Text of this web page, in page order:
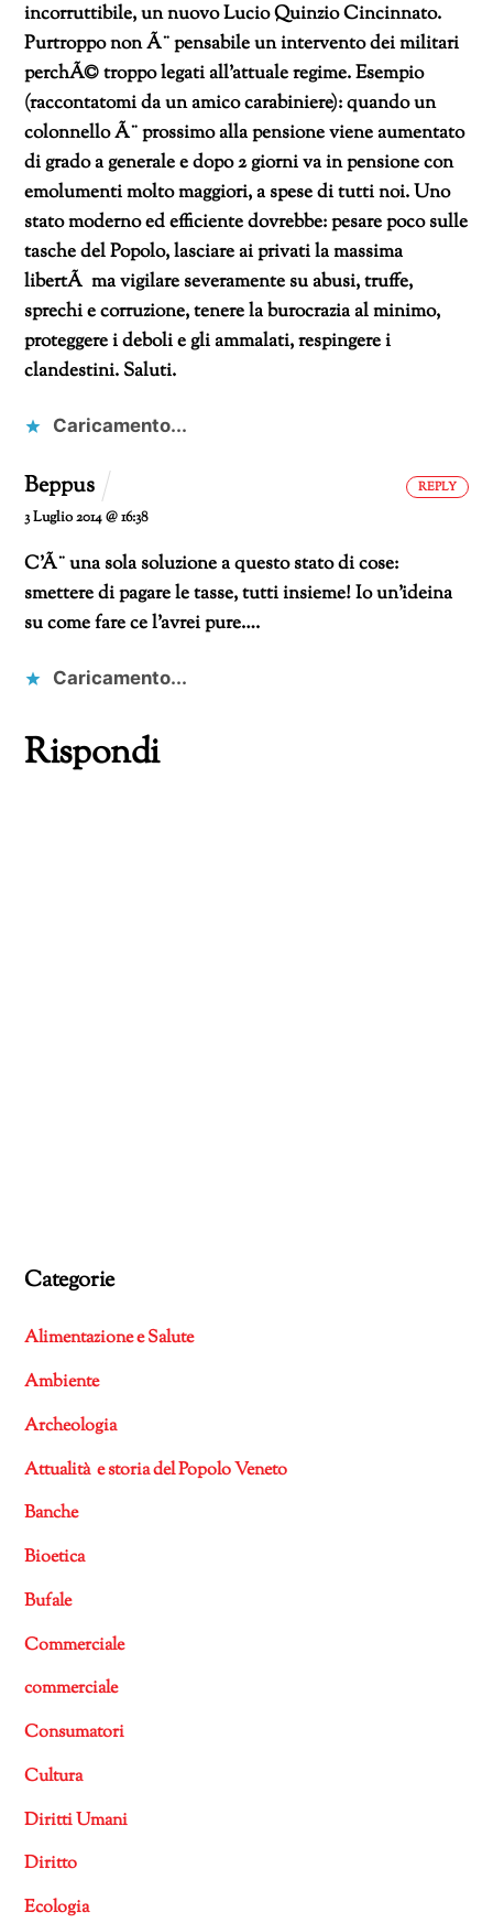
incorruttibile, un nuovo Lucio Quinzio Cincinnato.
Purtroppo non Ã¨ pensabile un intervento dei militari
perchÃ© troppo legati all’attuale regime.Esempio
(raccontatomi da un amico carabiniere): quando un
colonnello Ã¨ prossimo alla pensione viene aumentato
di grado a generale e dopo 2 giorni va in pensione con
emolumenti molto maggiori, a spese di tutti noi.Uno
stato moderno ed efficiente dovrebbe: pesare poco sulle
tasche del Popolo, lasciare ai privati la massima
libertÃ ma vigilare severamente su abusi, truffe,
sprechi e corruzione, tenere la burocrazia al minimo,
proteggere i deboli e gli ammalati, respingere i
clandestini. Saluti.
Caricamento...
Beppus
3 Luglio 2014 @ 16:38
C’Ã¨ una sola soluzione a questo stato di cose:
smettere di pagare le tasse, tutti insieme! Io un’ideina
su come fare ce l’avrei pure….
Caricamento...
REPLY
Rispondi
Categorie
Alimentazione e Salute
Ambiente
Archeologia
Attualità e storia del Popolo Veneto
Banche
Bioetica
Bufale
Commerciale
commerciale
Consumatori
Cultura
Diritti Umani
Diritto
Ecologia